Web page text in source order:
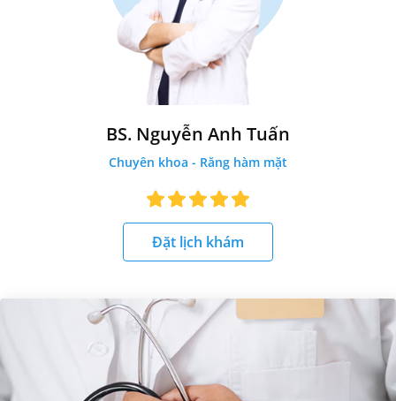
BS. Nguyễn Anh Tuấn
Chuyên khoa - Răng hàm mặt
Đặt lịch khám